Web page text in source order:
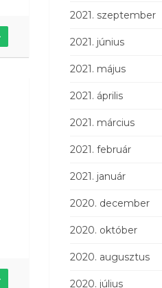
2021. szeptember
2021. június
2021. május
2021. április
2021. március
2021. február
2021. január
2020. december
2020. október
2020. augusztus
2020. július